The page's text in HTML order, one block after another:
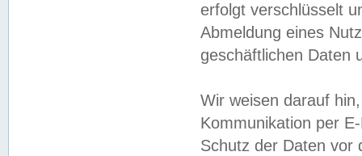
erfolgt verschlüsselt
Abmeldung eines
geschäftlichen Daten
Wir weisen darauf
Kommunikation per
Schutz der Daten vor